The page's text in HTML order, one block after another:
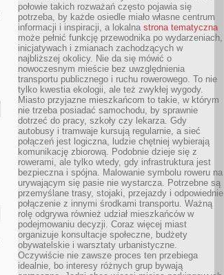
połowie takich rozważań często pojawia się
potrzeba, by każde osiedle miało własne centrum
informacji i inspiracji, a lokalna strona tematyczna
może pełnić funkcję przewodnika po wydarzeniach,
inicjatywach i zmianach zachodzących w
najbliższej okolicy. Nie da się mówić o
nowoczesnym mieście bez uwzględnienia
transportu publicznego i ruchu rowerowego. To nie
tylko kwestia ekologii, ale też zwykłej wygody.
Miasto przyjazne mieszkańcom to takie, w którym
nie trzeba posiadać samochodu, by sprawnie
dotrzeć do pracy, szkoły czy lekarza. Gdy
autobusy i tramwaje kursują regularnie, a sieć
połączeń jest logiczna, ludzie chętniej wybierają
komunikację zbiorową. Podobnie dzieje się z
rowerami, ale tylko wtedy, gdy infrastruktura jest
bezpieczna i spójna. Malowanie symbolu roweru na
urywającym się pasie nie wystarcza. Potrzebne są
przemyślane trasy, stojaki, przejazdy i odpowiednie
połączenie z innymi środkami transportu. Ważną
rolę odgrywa również udział mieszkańców w
podejmowaniu decyzji. Coraz więcej miast
organizuje konsultacje społeczne, budżety
obywatelskie i warsztaty urbanistyczne.
Oczywiście nie zawsze proces ten przebiega
idealnie, bo interesy różnych grup bywają